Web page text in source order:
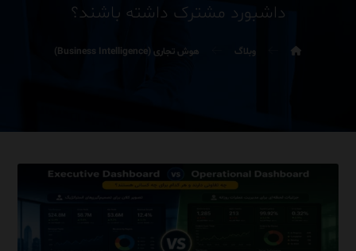
داشبورد مشترک داشته باشند؟
وبلاگ هوش تجاری (Business Intelligence)